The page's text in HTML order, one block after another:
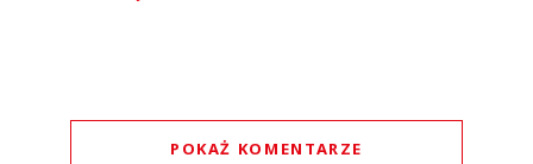
POKAŻ KOMENTARZE